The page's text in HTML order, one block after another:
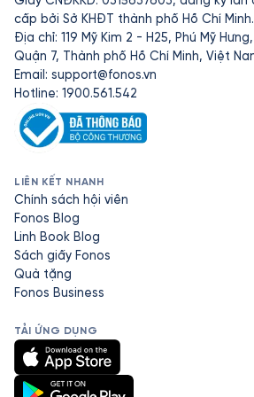
cấp bởi Sở KHĐT thành phố Hồ Chí Minh.
Địa chỉ: 119 Mỹ Kim 2 - H25, Phú Mỹ
Quận 7, Thành phố Hồ Chí Minh, Việt
Email: support@fonos.vn
Hotline: 1900.561.542
LIÊN KẾT NHANH
Chính sách hội viên
Fonos Blog
Linh Book Blog
Sách giấy Fonos
Quà tặng
Fonos Business
TẢI ỨNG DỤNG